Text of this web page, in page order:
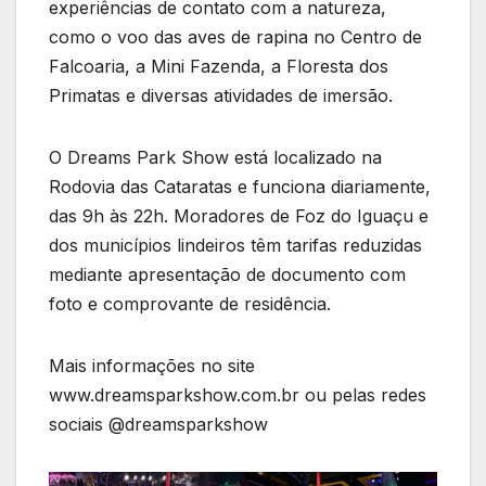
experiências de contato com a natureza,
como o voo das aves de rapina no Centro de
Falcoaria, a Mini Fazenda, a Floresta dos
Primatas e diversas atividades de imersão.
O Dreams Park Show está localizado na
Rodovia das Cataratas e funciona diariamente,
das 9h às 22h. Moradores de Foz do Iguaçu e
dos municípios lindeiros têm tarifas reduzidas
mediante apresentação de documento com
foto e comprovante de residência.
Mais informações no site
www.dreamsparkshow.com.br ou pelas redes
sociais @dreamsparkshow